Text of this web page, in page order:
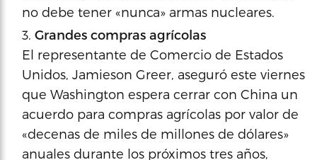
no debe tener «nunca» armas nucleares.
Grandes compras agrícolas
El representante de Comercio de Estados
Unidos, Jamieson Greer, aseguró este viernes
que Washington espera cerrar con China un
acuerdo para compras agrícolas por valor de
«decenas de miles de millones de dólares»
anuales durante los próximos tres años,